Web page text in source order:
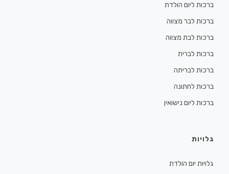
ברכות ליום הולדת
ברכות לבר מצווה
ברכות לבת מצווה
ברכות לברית
ברכות לבריתה
ברכות לחתונה
ברכות ליום נישואין
גלויות
גלויות יום הולדת